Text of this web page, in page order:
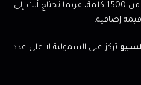
إذا كان المنافسون يقدمون مقالات من 1500 كلمة، فربما تحتاج أنت إلى
تركز على الشمولية لا على عدد